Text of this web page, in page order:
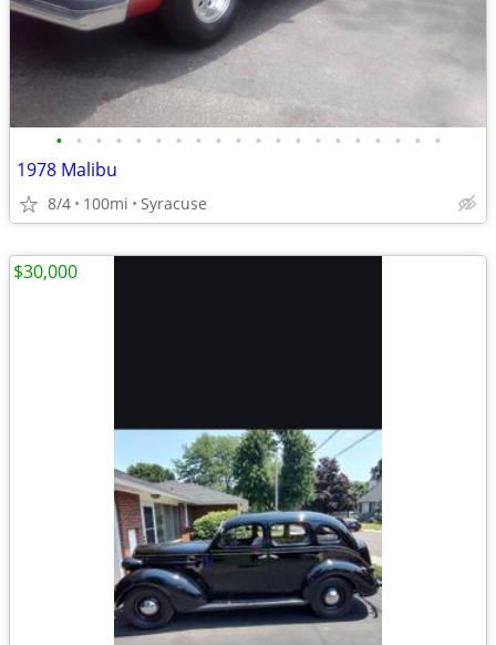
• • • • • • • • • • • • • • • • • • • •
1978 Malibu
8/4 100mi Syracuse
$30,000